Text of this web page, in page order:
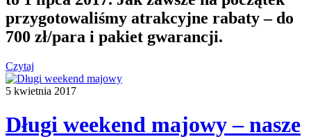
przygotowaliśmy atrakcyjne rabaty – do
700 zł/para i pakiet gwarancji.
Czytaj
5 kwietnia 2017
Długi weekend majowy – nasze